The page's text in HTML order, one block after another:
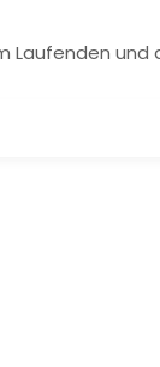
Laufenden